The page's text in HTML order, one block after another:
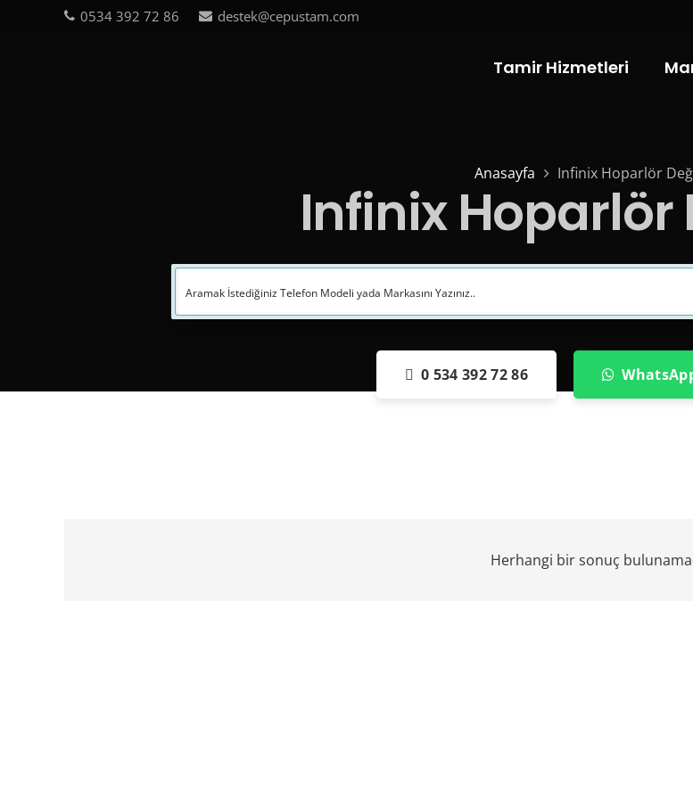
0534 392 72 86 destek@cepustam.com
Tamir Hizmetleri
Anasayfa Infinix Hoparlör
Infinix Hoparlör
0 534 392 72 86
Herhangi bir sonuç